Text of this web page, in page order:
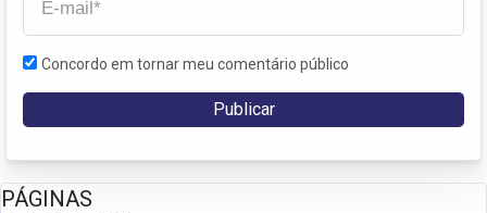
Concordo em tornar meu comentário público
PÁGINAS